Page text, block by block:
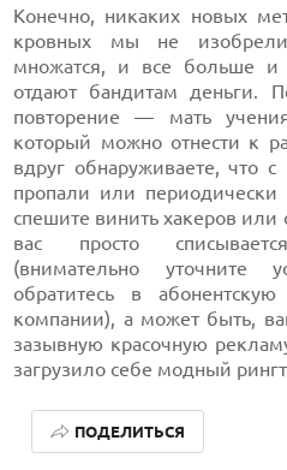
Конечно, никаких новых
кровных мы не
множатся, и все больше и
отдают бандитам деньги.
повторение — мать
который можно отнести к
вдруг обнаруживаете, что
пропали или периодически
спешите винить хакеров или
вас просто
(внимательно уточните
обратитесь в
компании), а может быть,
зазывную красочную
загрузило себе модный
ПОДЕЛИТЬСЯ
ЛУЧШИЕ ВИДЕОРЕГИСТРАТОРЫ